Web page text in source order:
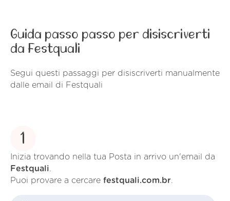
Guida passo passo per disiscriverti
da Festquali
Segui questi passaggi per disiscriverti manualmente
dalle email di Festquali
1
Inizia trovando nella tua Posta in arrivo un'email da
Festquali.
Puoi provare a cercare festquali.com.br.